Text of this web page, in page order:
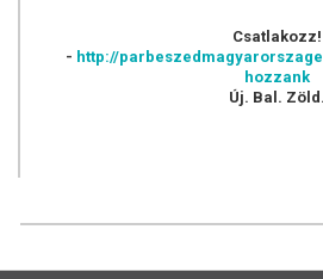
Csatlakozz!
- http://
hozzank
Új. Bal. Zöld.